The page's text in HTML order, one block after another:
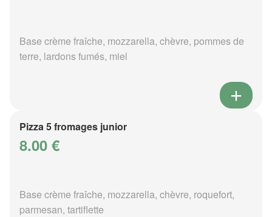
Base crème fraîche, mozzarella, chèvre, pommes de
terre, lardons fumés, miel
Pizza 5 fromages junior
8.00 €
Base crème fraîche, mozzarella, chèvre, roquefort,
parmesan, tartiflette